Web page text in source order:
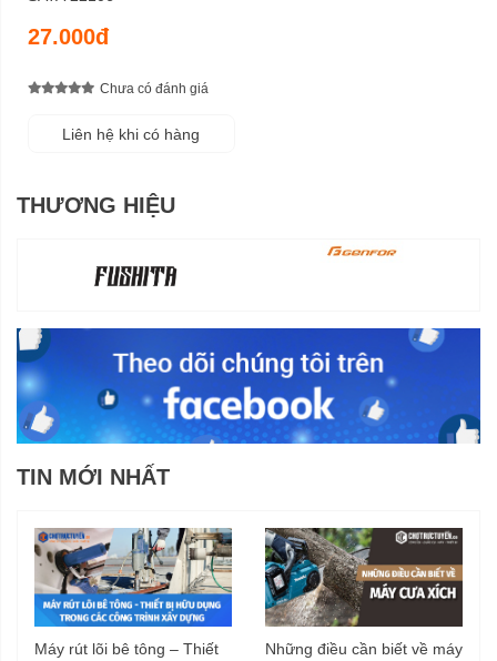
27.000đ
Chưa có đánh giá
Liên hệ khi có hàng
THƯƠNG HIỆU
TIN MỚI NHẤT
Máy rút lõi bê tông – Thiết
Những điều cần biết về máy